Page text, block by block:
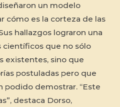
un modelo
cómo es la corteza de las
hallazgos lograron una
que no sólo
existentes, sino que
postuladas pero que
podido demostrar. “Este
destaca Dorso,